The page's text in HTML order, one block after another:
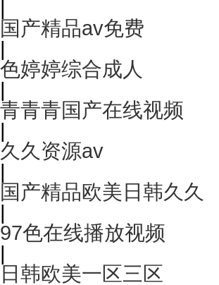
|
国产精品av免费
|
色婷婷综合成人
|
青青青国产在线视频
|
久久资源av
|
国产精品欧美日韩久久
|
97色在线播放视频
|
日韩欧美一区三区